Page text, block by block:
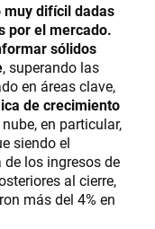
difícil dadas
por el mercado.
sólidos
, superando las
en áreas clave,
de crecimiento
en particular,
siendo el
los ingresos de
al cierre,
más del 4% en